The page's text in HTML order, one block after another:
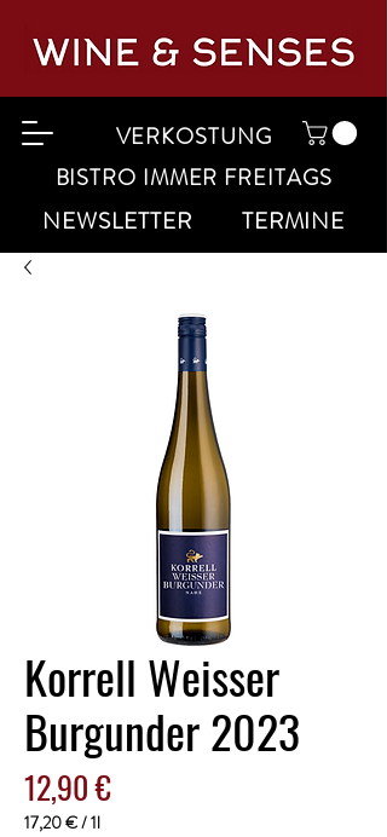
VERKOSTUNG
BISTRO IMMER FREITAGS
NEWSLETTER TERMINE
Korrell Weisser
Burgunder 2023
12,90 €Preis
17,20 €/1l